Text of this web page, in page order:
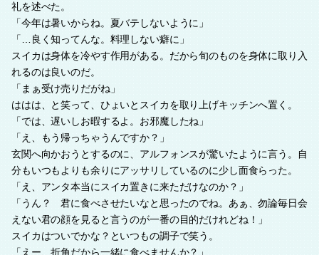
礼を述べた。
「今年は暑いからね。夏バテしないように」
「…良く知ってんな。料理しない癖に」
スイカは身体を冷やす作用がある。だから旬のものを身体に取り入
れるのは良いのだ。
「まぁ受け売りだがね」
ははは、と笑って、ひょいとスイカを取り上げキッチンへ置く。
「では、遅いしお暇するよ。お邪魔したね」
「え、もう帰っちゃうんですか？」
玄関へ向かおうとするのに、アルフォンスが驚いたように言う。自
分もいつもよりも余りにアッサリしているのに少し面食らった。
「え、アンタ本当にスイカ置きに来ただけなのか？」
「うん？ 君に食べさせたいなと思ったのでね。あぁ、勿論毎日会
えない君の顔を見ると言うのが一番の目的だけれどね！」
スイカはついでかな？といつもの調子で笑う。
「えー、折角だから一緒に食べませんか？」